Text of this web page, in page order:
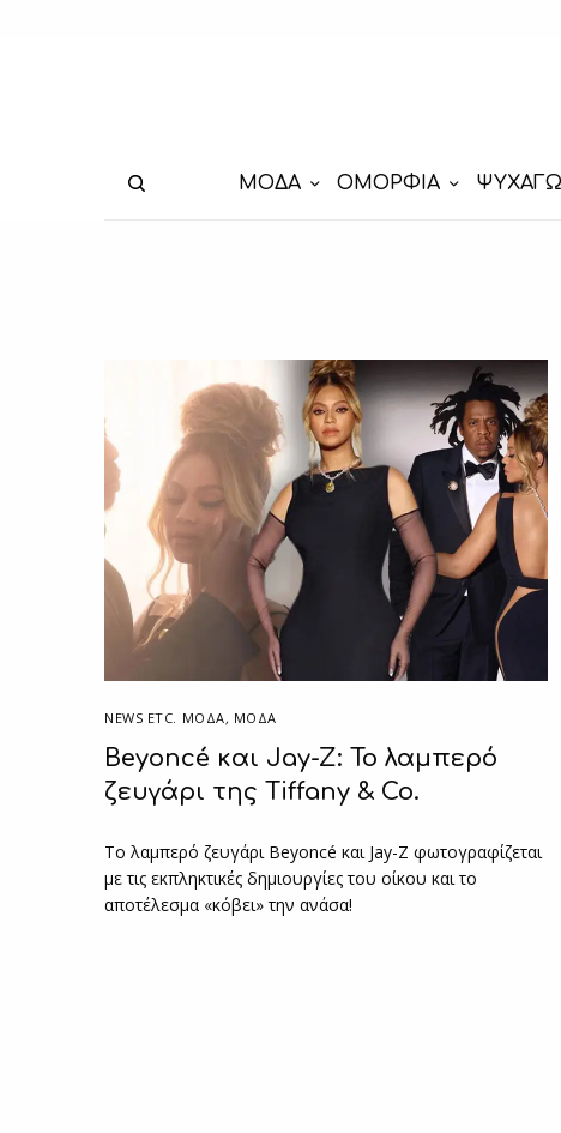
ΜΟΔΑ ΟΜΟΡΦΙΑ
NEWS ETC. ΜΌΔΑ, ΜΟΔΑ
Beyoncé και Jay-Z: Το λαμπερό
ζευγάρι της Tiffany & Co.
Το λαμπερό ζευγάρι Beyoncé και Jay-Z φωτογραφίζεται
με τις εκπληκτικές δημιουργίες του οίκου και το
αποτέλεσμα «κόβει» την ανάσα!